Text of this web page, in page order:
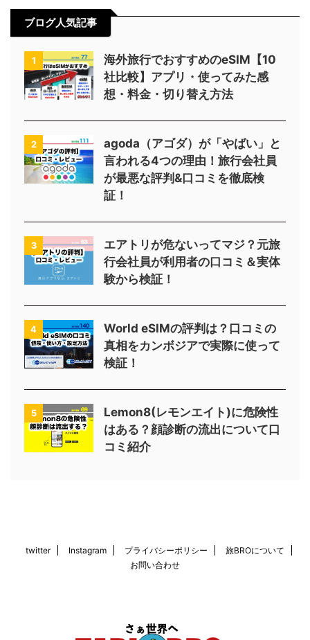
ブログ人気記事
1
海外旅行でおすすめのeSIM【10
社比較】アプリ・使ってみた感
想・料金・切り替え方法
2
agoda（アゴダ）が「やばい」と
言われる4つの理由！旅行会社員
が最悪な評判&口コミを徹底検
証！
3
エアトリが危ないってマジ？元旅
行会社員が利用者の口コミ＆実体
験から検証！
4
World eSIMの評判は？口コミの
真相をカンボジアで実際に使って
検証！
5
Lemon8(レモンエイト)に危険性
はある？顔診断の流出について口
コミ紹介
twitter Instagram プライバシーポリシー
旅BROについて
お問い合わせ